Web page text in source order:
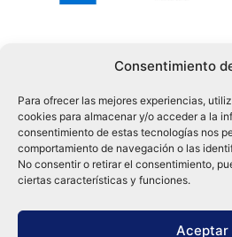
Consentimiento
Para ofrecer las mejores experiencias,
cookies para almacenar y/o acceder a la
consentimiento de estas tecnologías nos
comportamiento de navegación o las
No consentir o retirar el consentimiento,
ciertas características y funciones.
Aceptar
Tu compra es respaldada por nuestro
mejores prácticas de seguridad.
Distribuidora Tamex - México
e-commerce